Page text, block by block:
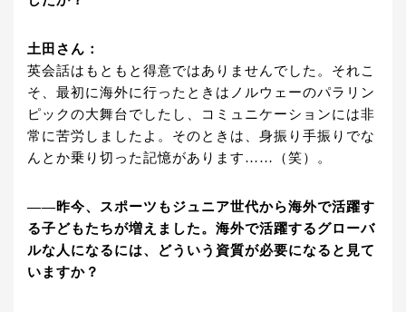
土田さん：
英会話はもともと得意ではありませんでした。それこ
そ、最初に海外に行ったときはノルウェーのパラリン
ピックの大舞台でしたし、コミュニケーションには非
常に苦労しましたよ。そのときは、身振り手振りでな
んとか乗り切った記憶があります……（笑）。
――昨今、スポーツもジュニア世代から海外で活躍す
る子どもたちが増えました。海外で活躍するグローバ
ルな人になるには、どういう資質が必要になると見て
いますか？